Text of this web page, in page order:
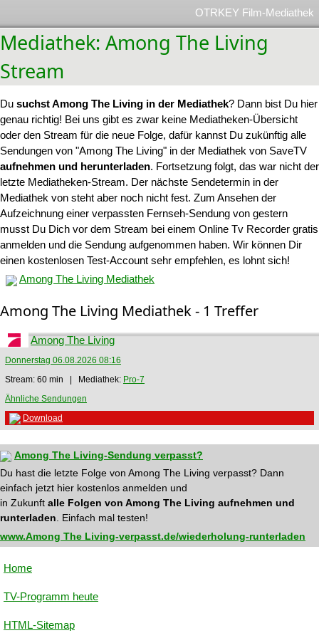
OTRKEY Film-Mediathek
Mediathek: Among The Living
Stream
Du suchst Among The Living in der Mediathek? Dann bist Du hier
genau richtig! Bei uns gibt es zwar keine Mediatheken-Übersicht
oder den Stream für die neue Folge, dafür kannst Du zukünftig alle
Sendungen von "Among The Living" in der Mediathek von SaveTV
aufnehmen und herunterladen. Fortsetzung folgt, das war nicht der
letzte Mediatheken-Stream. Der nächste Sendetermin in der
Mediathek von steht aber noch nicht fest. Zum Ansehen der
Aufzeichnung einer verpassten Fernseh-Sendung von gestern
musst Du Dich vor dem Stream bei einem Online Tv Recorder gratis
anmelden und die Sendung aufgenommen haben. Wir können Dir
einen kostenlosen Test-Account sehr empfehlen, es lohnt sich!
Among The Living Mediathek
Among The Living Mediathek - 1 Treffer
Among The Living
Donnerstag 06.08.2026 08:16
Stream: 60 min | Mediathek: Pro-7
Ähnliche Sendungen
Download
Among The Living-Sendung verpasst?
Du hast die letzte Folge von Among The Living verpasst? Dann
einfach jetzt hier kostenlos anmelden und
in Zukunft alle Folgen von Among The Living aufnehmen und
runterladen . Einfach mal testen!
www.Among The Living-verpasst.de/wiederholung-runterladen
Home
TV-Programm heute
HTML-Sitemap